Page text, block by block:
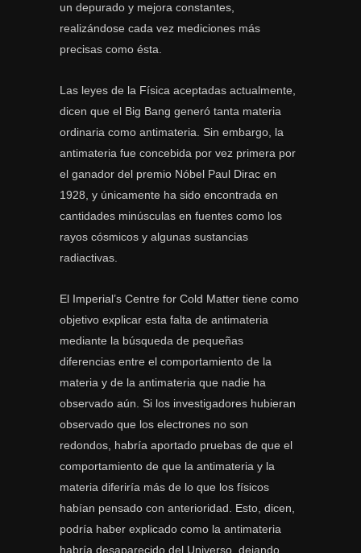
un depurado y mejora constantes,
realizándose cada vez mediciones más
precisas como ésta.
Las leyes de la Física aceptadas actualmente,
dicen que el Big Bang generó tanta materia
ordinaria como antimateria. Sin embargo, la
antimateria fue concebida por vez primera por
el ganador del premio Nóbel Paul Dirac en
1928, y únicamente ha sido encontrada en
cantidades minúsculas en fuentes como los
rayos cósmicos y algunas sustancias
radiactivas.
El Imperial’s Centre for Cold Matter tiene como
objetivo explicar esta falta de antimateria
mediante la búsqueda de pequeñas
diferencias entre el comportamiento de la
materia y de la antimateria que nadie ha
observado aún. Si los investigadores hubieran
observado que los electrones no son
redondos, habría aportado pruebas de que el
comportamiento de que la antimateria y la
materia diferiría más de lo que los físicos
habían pensado con anterioridad. Esto, dicen,
podría haber explicado como la antimateria
habría desaparecido del Universo, dejando